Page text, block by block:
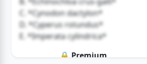
C. *Cynodon dactylon*
D. *Cyperus rotundus*
E. *Imperata cylindrica*
🔒 Premium